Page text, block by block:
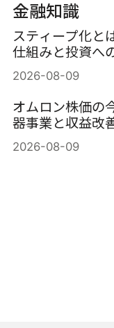
金融知識
スティープ化と
仕組みと投資へ
2026-08-09
オムロン株価の
器事業と収益改
2026-08-09